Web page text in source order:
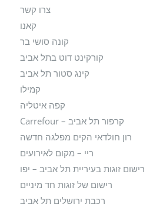
צרו קשר
קאנו
קונה סושי בר
קורקינט דוט בתל אביב
קינג סטור תל אביב
קמילו
קפה איטליה
קרפור תל אביב – Carrefour
רון חולדאי הקים מפלגה חדשה
ריי – מקום לאירועים
רישום זוגות בעיריית תל אביב – יפו
רישום של זוגות חד מיניים
רכבת ירושלים תל אביב